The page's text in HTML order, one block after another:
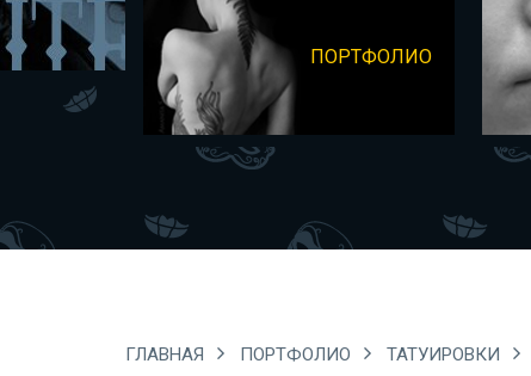
ПОРТФОЛИО
ГЛАВНАЯ ПОРТФОЛИО ТАТУИРОВКИ